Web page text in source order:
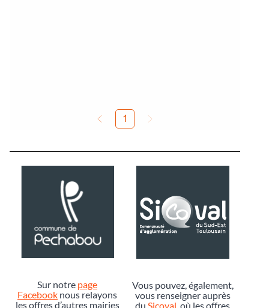
Sur notre page
Facebook nous relayons
les offres d’autres mairies
Vous pouvez, également,
vous renseigner auprès
du Sicoval , où les offres